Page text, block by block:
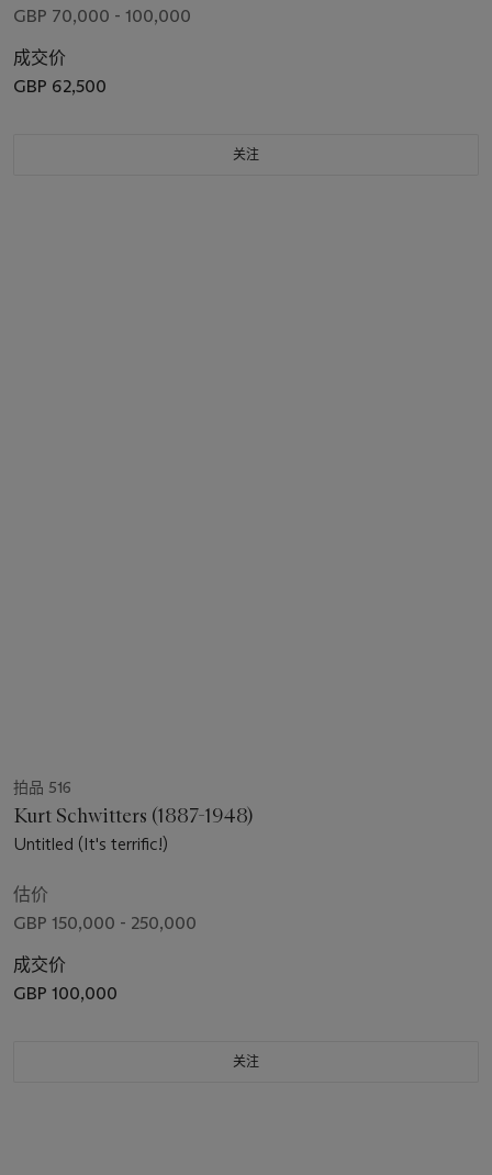
GBP 70,000 - 100,000
成交价
GBP 62,500
关注
拍品 516
Kurt Schwitters (1887-1948)
Untitled (It's terrific!)
估价
GBP 150,000 - 250,000
成交价
GBP 100,000
关注